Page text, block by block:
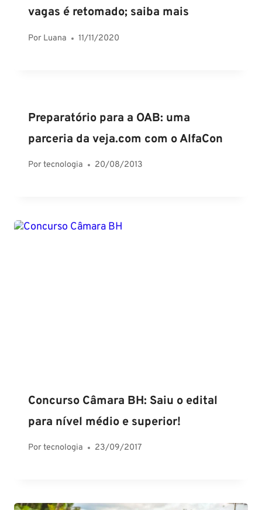
vagas é retomado; saiba mais
Por Luana 11/11/2020
Preparatório para a OAB: uma
parceria da veja.com com o AlfaCon
Portecnologia 20/08/2013
Concurso Câmara BH: Saiu o edital
para nível médio e superior!
Portecnologia 23/09/2017